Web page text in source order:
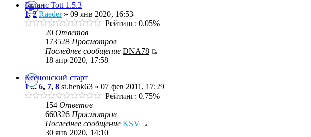
Баланс Tott 1.5.3
1,2 Raeder» 09 янв 2020, 16:53
Рейтинг: 0.05%
20 Ответов
173528 Просмотров
Последнее сообщение DNA78
18 апр 2020, 17:58
Ксенонский старт
1...6, 7, 8 st.henk63 » 07 фев 2011, 17:29
Рейтинг: 0.75%
154 Ответов
660326 Просмотров
Последнее сообщение KSV
30 янв 2020, 14:10